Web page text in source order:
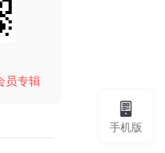
员专辑
手机版